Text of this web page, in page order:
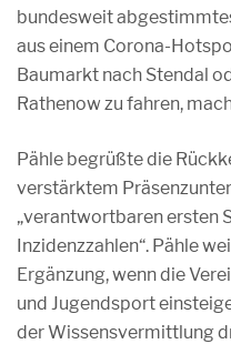
bundesweit
aus einem Corona-
Baumarkt nach Stendal
Rathenow zu fahren,
Pähle begrüßte die
verstärktem
„verantwortbaren ersten
Inzidenzzahlen“. Pähle
Ergänzung, wenn die
und Jugendsport
der Wissensvermittlung